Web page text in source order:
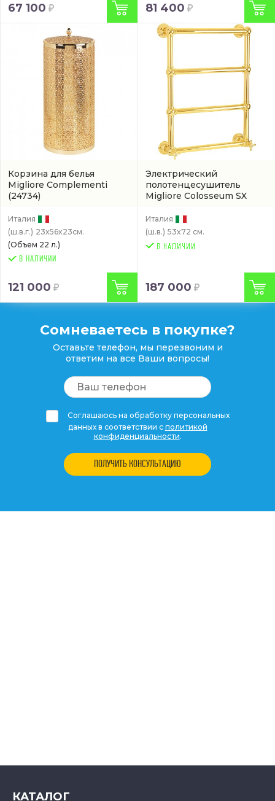
67 100 81 400
Корзина для белья
Migliore Complementi
(24734)
Италия
(ш.в.г.) 23x56x23см.
(Объем 22 л.)
В НАЛИЧИИ
121 000
Электрический
полотенцесушитель
Migliore Colosseum SX
Италия
(ш.в.) 53x72 см.
187 000
Сомневаетесь в покупке?
Оставьте телефон, мы перезвоним и
ответим на все Ваши вопросы!
Соглашаюсь на обработку персональных
данных в соответствии с политикой
конфиденциальности.
ПОЛУЧИТЬ КОНСУЛЬТАЦИЮ
КАТАЛОГ